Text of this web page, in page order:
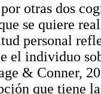
otras dos
se quiere
personal
el individuo
& Conner,
que tiene